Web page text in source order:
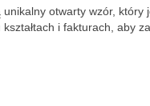
otwarty wzór, który
i fakturach, aby